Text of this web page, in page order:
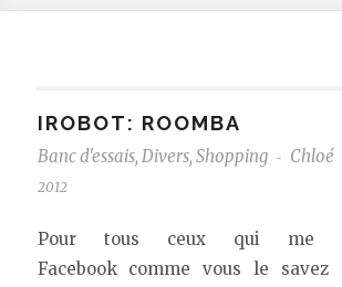
IROBOT: ROOMBA
Banc d'essais, Divers, Shopping - Chloé
2012
Pour tous ceux qui me
Facebook comme vous le